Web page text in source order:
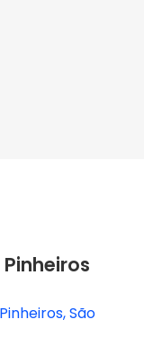
São